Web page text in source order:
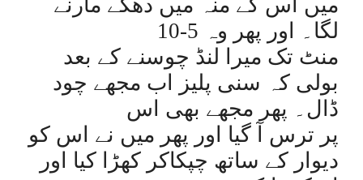
میں اس کے منہ میں دھکے مارنے
لگا۔ اور پھر وہ 5-10
منٹ تک میرا لنڈ چوسنے کے بعد
بولی کہ سنی پلیز اب مجھے چود
ڈال۔ پھر مجھے بھی اس
پر ترس آ گیا اور پھر میں نے اس کو
دیوار کے ساتھ چپکاکر کھڑا کیا اور